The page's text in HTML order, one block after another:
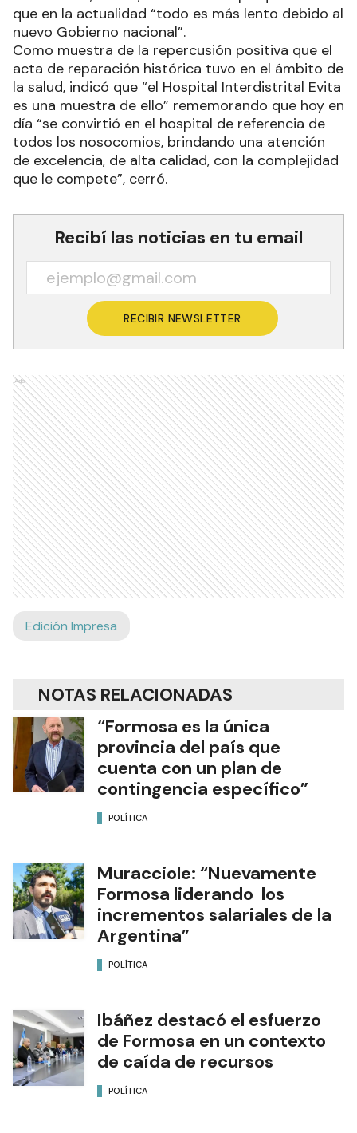
que en la actualidad “todo es más lento debido al
nuevo Gobierno nacional”.
Como muestra de la repercusión positiva que el
acta de reparación histórica tuvo en el ámbito de
la salud, indicó que “el Hospital Interdistrital Evita
es una muestra de ello” rememorando que hoy en
día “se convirtió en el hospital de referencia de
todos los nosocomios, brindando una atención
de excelencia, de alta calidad, con la complejidad
que le compete”, cerró.
Recibí las noticias en tu email
RECIBIR NEWSLETTER
Ads
Edición Impresa
NOTAS RELACIONADAS
“Formosa es la única
provincia del país que
cuenta con un plan de
contingencia específico”
POLÍTICA
Muracciole: “Nuevamente
Formosa liderando los
incrementos salariales de la
Argentina”
POLÍTICA
Ibáñez destacó el esfuerzo
de Formosa en un contexto
de caída de recursos
POLÍTICA